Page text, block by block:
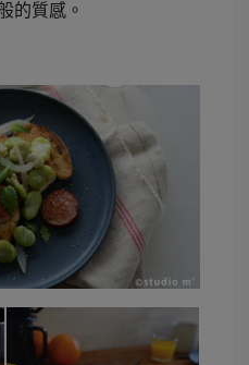
的質感。